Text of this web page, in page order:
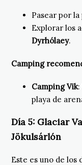
Pasear por la
Explorar los
Dyrhólaey.
Camping
Camping Vik:
playa de
Día 5: Glaciar
Jökulsárlón
Este es uno de los